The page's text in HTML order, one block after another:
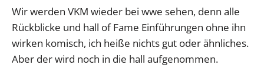
Wir werden VKM wieder bei wwe sehen, denn alle
Rückblicke und hall of Fame Einführungen ohne ihn
wirken komisch, ich heiße nichts gut oder ähnliches.
Aber der wird noch in die hall aufgenommen.